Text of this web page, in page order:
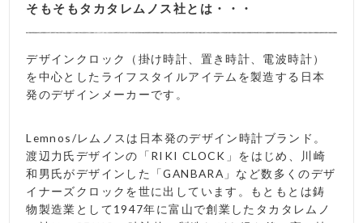
そもそもタカタレムノス社とは・・・
デザインクロック（掛け時計、置き時計、電波時計）
を中心としたライフスタイルアイテムを製造する日本
発のデザインメーカーです。
Lemnos/レムノスは日本発のデザイン時計ブランド。
渡辺力氏デザインの「RIKI CLOCK」をはじめ、川崎
和男氏がデザインした「GANBARA」など数多くのデザ
イナーズクロックを世に出しています。もともとは鋳
物製造業として1947年に富山で創業したタカタレムノ